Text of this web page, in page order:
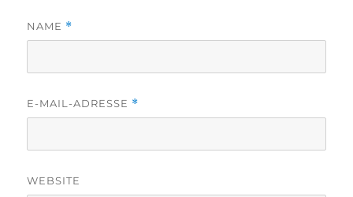
NAME *
E-MAIL-ADRESSE *
WEBSITE